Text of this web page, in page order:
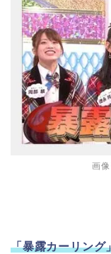
画
「暴露カーリング